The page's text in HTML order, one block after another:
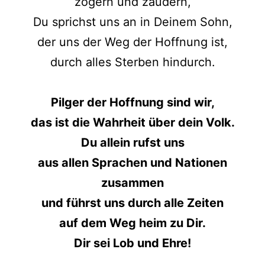
Du sprichst uns an in Deinem Sohn,
der uns der Weg der Hoffnung ist,
durch alles Sterben hindurch.
Pilger der Hoffnung sind wir,
das ist die Wahrheit über dein Volk.
Du allein rufst uns
aus allen Sprachen und Nationen
zusammen
und führst uns durch alle Zeiten
auf dem Weg heim zu Dir.
Dir sei Lob und Ehre!